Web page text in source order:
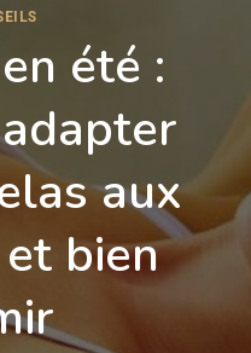
été :
aux
bien